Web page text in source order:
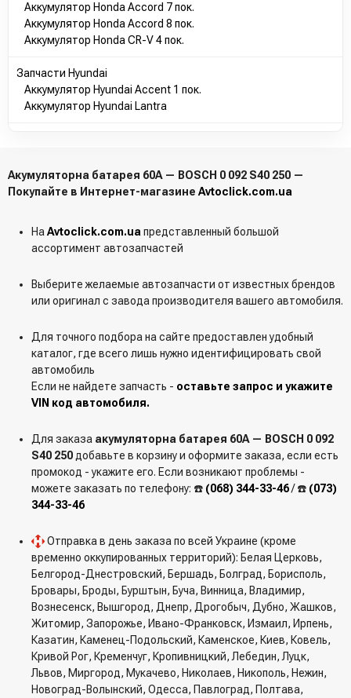
Аккумулятор Honda Accord 7 пок.
Аккумулятор Honda Accord 8 пок.
Аккумулятор Honda CR-V 4 пок.
Запчасти Hyundai
Аккумулятор Hyundai Accent 1 пок.
Аккумулятор Hyundai Lantra
Акумуляторна батарея 60А — BOSCH 0 092 S40 250 —
Покупайте в Интернет-магазине Avtoclick.com.ua
На Avtoclick.com.ua представленный большой
ассортимент автозапчастей
Выберите желаемые автозапчасти от известных брендов
или оригинал с завода производителя вашего автомобиля.
Для точного подбора на сайте предоставлен удобный
каталог, где всего лишь нужно идентифицировать свой
автомобиль
Если не найдете запчасть - оставьте запрос и укажите
VIN код автомобиля.
Для заказа акумуляторна батарея 60А — BOSCH 0 092
S40 250 добавьте в корзину и оформите заказа, если есть
промокод - укажите его. Если возникают проблемы -
можете заказать по телефону: ☎️ (068) 344-33-46/ ☎️ (073)
344-33-46
Отправка в день заказа по всей Украине (кроме
временно оккупированных территорий): Белая Церковь,
Белгород-Днестровский, Бершадь, Болград, Борисполь,
Бровары, Броды, Бурштын, Буча, Винница, Владимир,
Вознесенск, Вышгород, Днепр, Дрогобыч, Дубно, Жашков,
Житомир, Запорожье, Ивано-Франковск, Измаил, Ирпень,
Казатин, Каменец-Подольский, Каменское, Киев, Ковель,
Кривой Рог, Кременчуг, Кропивницкий, Лебедин, Луцк,
Львов, Миргород, Мукачево, Николаев, Никополь, Нежин,
Новоград-Волынский, Одесса, Павлоград, Полтава,